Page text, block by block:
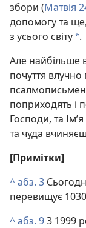
збори (Матвія
допомогу та
з усього світу *.
Але найбільше
почуття
поприходять і
Господи, та
та чуда
[Примітки]
^абз. 3
перевищує
^абз. 9З 1999